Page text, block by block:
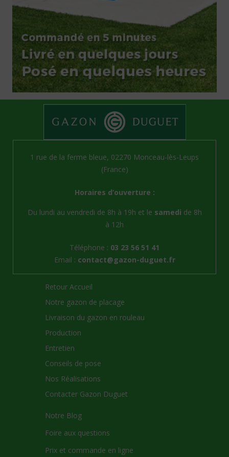
1 rue de la ferme bleue, 02270 Monceau-lès-Leups
(France)
Horaires d’ouverture :
Du lundi au vendredi de 8h à 19h et le samedi de 8h
à 12h
Téléphone : 03 23 56 51 41
Email : contact@gazon-duguet.fr
Retour Accueil
Notre gazon de placage
Livraison du gazon en rouleau
Production
Entretien
Conseils de pose
Nos Réalisations
Contacter Gazon Duguet
Notre Blog
Foire aux questions
Prix et commande en ligne